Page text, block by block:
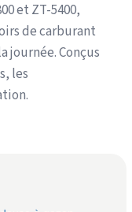
et ZT-5400,
de carburant
journée. Conçus
les